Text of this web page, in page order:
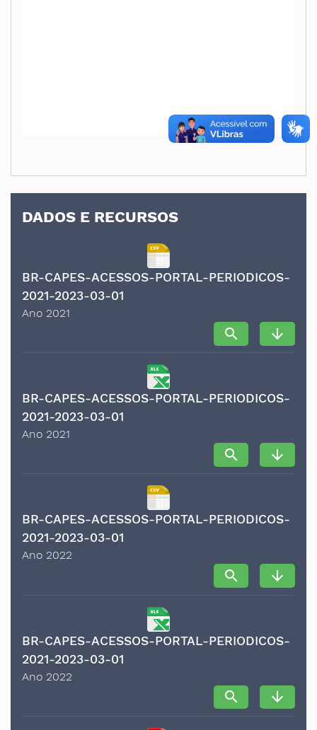
DADOS E RECURSOS
BR-CAPES-ACESSOS-PORTAL-PERIODICOS-
2021-2023-03-01
Ano 2021
search arrow_downward
BR-CAPES-ACESSOS-PORTAL-PERIODICOS-
2021-2023-03-01
Ano 2021
search arrow_downward
BR-CAPES-ACESSOS-PORTAL-PERIODICOS-
2021-2023-03-01
Ano 2022
search arrow_downward
BR-CAPES-ACESSOS-PORTAL-PERIODICOS-
2021-2023-03-01
Ano 2022
search arrow_downward